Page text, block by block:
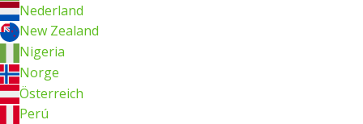
Nederland
New Zealand
Nigeria
Norge
Österreich
Perú